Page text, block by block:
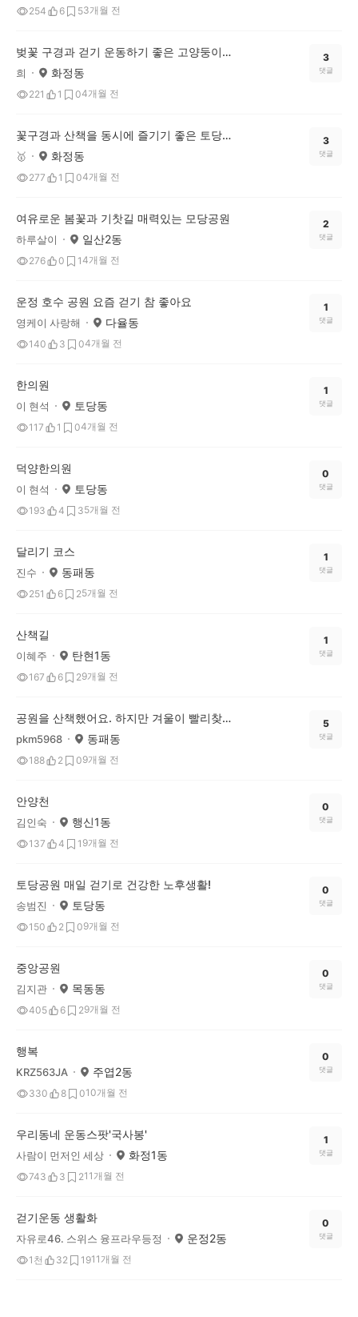
254 6 53개월 전
벚꽃 구경과 걷기 운동하기 좋은 고양둥이공원 추천
희 화정동
221 1 04개월 전
3
댓글
꽃구경과 산책을 동시에 즐기기 좋은 토당공원
🥇 화정동
277 1 04개월 전
3
댓글
여유로운 봄꽃과 기찻길 매력있는 모당공원
하루살이 일산2동
276 0 14개월 전
2
댓글
운정 호수 공원 요즘 걷기 참 좋아요
영케이 사랑해 다율동
140 3 04개월 전
1
댓글
한의원
이 현석 토당동
117 1 04개월 전
1
댓글
덕양한의원
이 현석 토당동
193 4 35개월 전
0
댓글
달리기 코스
진수 동패동
251 6 25개월 전
1
댓글
산책길
이혜주 탄현1동
167 6 29개월 전
1
댓글
공원을 산책했어요. 하지만 겨울이 빨리찾아왔내요
pkm5968 동패동
188 2 09개월 전
5
댓글
안양천
김인숙 행신1동
137 4 1 9개월 전
0
댓글
토당공원 매일 걷기로 건강한 노후생활!
송범진 토당동
150 2 09개월 전
0
댓글
중앙공원
김지관 목동동
405 6 29개월 전
0
댓글
행복
KRZ563JA 주엽2동
330 8 010개월 전
0
댓글
우리동네 운동스팟'국사봉'
사람이 먼저인 세상 화정1동
743 3 211개월 전
1
댓글
걷기운동 생활화
자유로46. 스위스 융프라우등정 운정2동
1천 32 1911개월 전
0
댓글